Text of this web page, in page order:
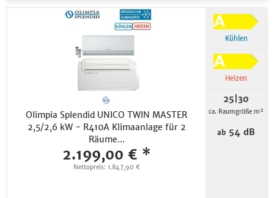
Olimpia Splendid UNICO TWIN MASTER
2,5/2,6 kW - R410A Klimaanlage für 2
Räume...
2.199,00 € *
Nettopreis: 1.847,90 €
Kühlen
Heizen
25|30
ca. Raumgröße m²
ab 54 dB